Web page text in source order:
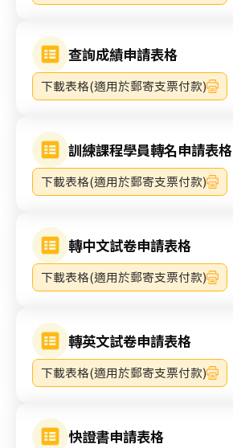
查詢成績申請表格
下載表格(適用於郵寄支票付款)
訓練課程學員轉名申請表格
下載表格(適用於郵寄支票付款)
轉中文試卷申請表格
下載表格(適用於郵寄支票付款)
轉英文試卷申請表格
下載表格(適用於郵寄支票付款)
快證書申請表格